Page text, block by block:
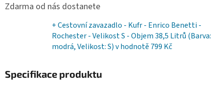
Zdarma od nás dostanete
+ Cestovní zavazadlo - Kufr - Enrico Benetti -
Rochester - Velikost S - Objem 38,5 Litrů (Barva:
modrá, Velikost: S)v hodnotě 799 Kč
Specifikace produktu